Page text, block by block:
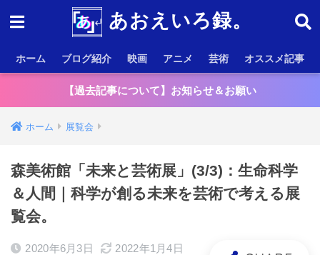
あおえいろ録。
ホーム ブログ紹介 映画 アニメ 芸術 オススメ記事
【過去記事について】お知らせ＆お願い
ホーム 展覧会
森美術館「未来と芸術展」(3/3)：生命科学
＆人間｜科学が創る未来を芸術で考える展
覧会。
2020年6月3日 2022年1月4日